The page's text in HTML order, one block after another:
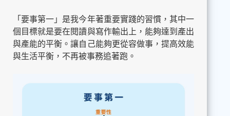
「要事第一」是我今年著重要實踐的習慣，其中一
個目標就是要在閱讀與寫作輸出上，能夠達到產出
與產能的平衡。讓自己能夠更從容做事，提高效能
與生活平衡，不再被事務追著跑。